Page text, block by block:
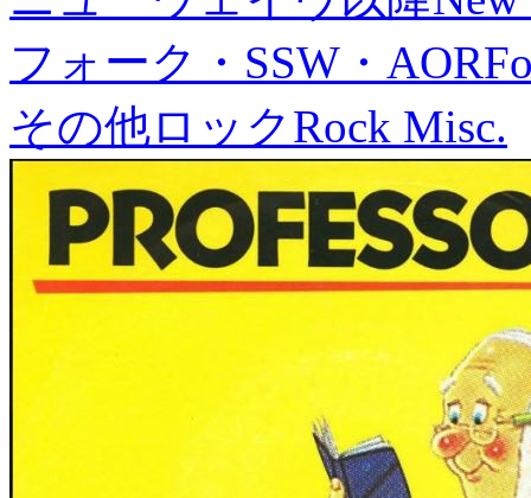
フォーク・SSW・AOR
その他ロックRock Misc.